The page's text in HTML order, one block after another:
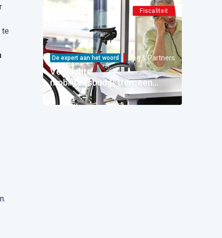
te
Fiscaliteit
De expert aan het woord Deg & Partners
Verplichte
mobiliteitsbudgetten: een
tweezijdige hervorming die het
autobeleid van bedrijven zal